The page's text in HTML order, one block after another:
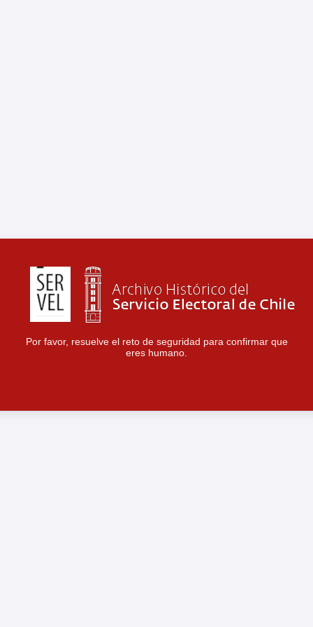
Por favor, resuelve el reto de seguridad para confirmar que
eres humano.